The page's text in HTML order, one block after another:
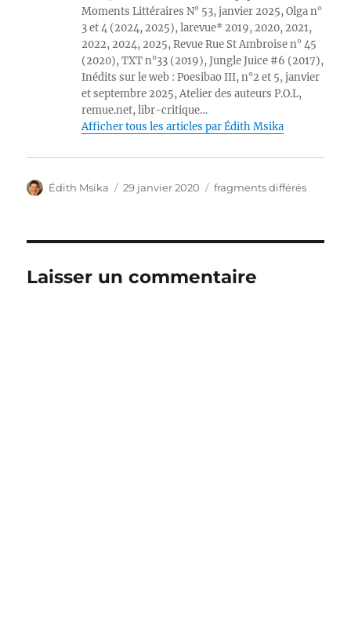
Moments Littéraires N° 53, janvier 2025, Olga n°
3 et 4 (2024, 2025), larevue* 2019, 2020, 2021,
2022, 2024, 2025, Revue Rue St Ambroise n° 45
(2020), TXT n°33 (2019), Jungle Juice #6 (2017),
Inédits sur le web : Poesibao III, n°2 et 5, janvier
et septembre 2025, Atelier des auteurs P.O.L,
remue.net, libr-critique…
Afficher tous les articles par Édith Msika
Auteur
Édith Msika
Publié
29 janvier 2020 Catégories
fragments différés
Laisser un commentaire